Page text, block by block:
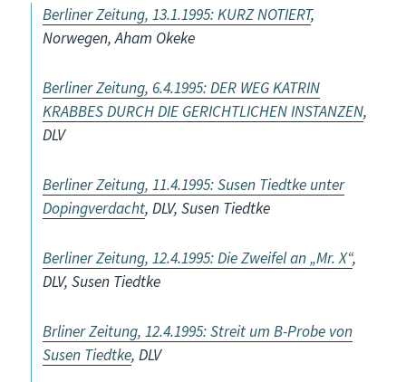
Berliner Zeitung, 13.1.1995: KURZ NOTIERT,
Norwegen, Aham Okeke
Berliner Zeitung, 6.4.1995: DER WEG KATRIN
KRABBES DURCH DIE GERICHTLICHEN INSTANZEN,
DLV
Berliner Zeitung, 11.4.1995: Susen Tiedtke unter
Dopingverdacht, DLV, Susen Tiedtke
Berliner Zeitung, 12.4.1995: Die Zweifel an „Mr. X“,
DLV, Susen Tiedtke
Brliner Zeitung, 12.4.1995: Streit um B-Probe von
Susen Tiedtke, DLV